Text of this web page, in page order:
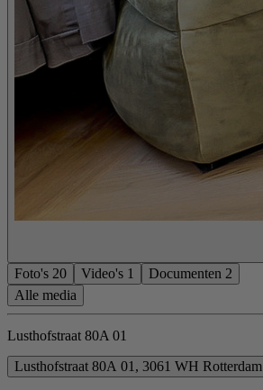
Foto's 20 Video's 1 Documenten 2
Alle media
Lusthofstraat 80A 01
Lusthofstraat 80A 01, 3061 WH Rotterdam